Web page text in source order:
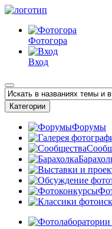
Фотогора
Вход
Категории
Форумы